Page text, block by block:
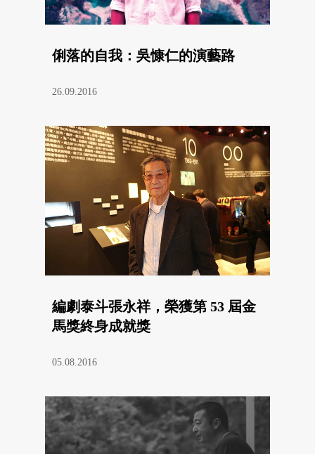
俐落的自我：吳慷仁的演藝路
26.09.2016
編劇泰斗張永祥，榮獲第 53 屆金
馬獎終身成就獎
05.08.2016